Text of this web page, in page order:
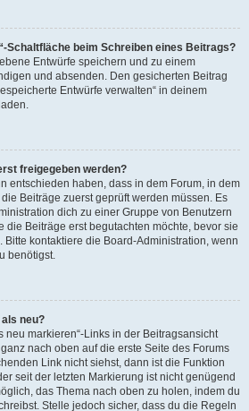
Schaltfläche beim Schreiben eines Beitrags?
Entwürfe speichern und zu einem
und absenden. Den gesicherten Beitrag
Entwürfe verwalten“ in deinem
freigegeben werden?
entschieden haben, dass in dem Forum, in dem
Beiträge zuerst geprüft werden müssen. Es
dich zu einer Gruppe von Benutzern
die Beiträge erst begutachten möchte, bevor sie
Bitte kontaktiere die Board-Administration, wenn
benötigst.
neu?
neu markieren“-Links in der Beitragsansicht
nach oben auf die erste Seite des Forums
Link nicht siehst, dann ist die Funktion
seit der letzten Markierung ist nicht genügend
das Thema nach oben zu holen, indem du
Stelle jedoch sicher, dass du die Regeln